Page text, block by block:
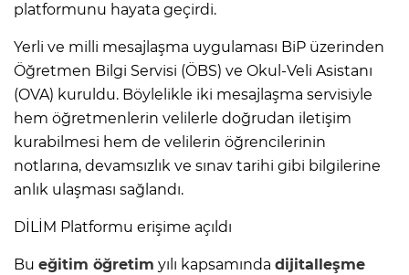
platformunu hayata geçirdi.
Yerli ve milli mesajlaşma uygulaması BiP üzerinden
Öğretmen Bilgi Servisi (ÖBS) ve Okul-Veli Asistanı
(OVA) kuruldu. Böylelikle iki mesajlaşma servisiyle
hem öğretmenlerin velilerle doğrudan iletişim
kurabilmesi hem de velilerin öğrencilerinin
notlarına, devamsızlık ve sınav tarihi gibi bilgilerine
anlık ulaşması sağlandı.
DİLİM Platformu erişime açıldı
Bu eğitim öğretim yılı kapsamında dijitalleşme